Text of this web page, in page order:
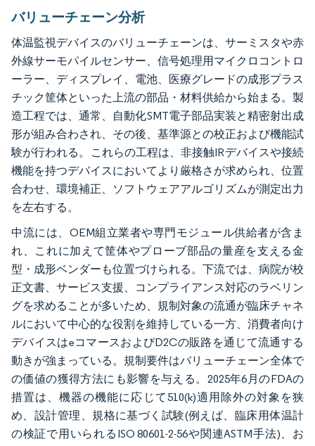
バリューチェーン分析
体温監視デバイスのバリューチェーンは、サーミスタや赤
外線サーモパイルセンサー、信号処理用マイクロコントロ
ーラー、ディスプレイ、電池、医療グレードの成形プラス
チック筐体といった上流の部品・材料供給から始まる。製
造工程では、通常、自動化SMT電子部品実装と精密射出成
形が組み合わされ、その後、基準源との校正および機能試
験が行われる。これらの工程は、非接触IRデバイスや接続
機能を持つデバイスにおいてより厳格さが求められ、位置
合わせ、環境補正、ソフトウェアアルゴリズムが測定出力
を左右する。
中流には、OEM組立業者や専門モジュール供給者が含ま
れ、これに加えて筐体やプローブ部品の量産を支える金
型・成形ベンダーも位置づけられる。下流では、病院が校
正文書、サービス支援、コンプライアンス対応のラベリン
グを求めることが多いため、規制対象の流通が臨床チャネ
ルにおいて中心的な役割を維持している一方、消費者向け
デバイスはeコマースおよびD2Cの販路を通じて流通する
動きが強まっている。規制要件はバリューチェーン全体で
の価値の獲得方法にも影響を与える。2025年6月のFDAの
措置は、機器の機能に応じて510(k)適用除外の対象を狭
め、設計管理、規格に基づく試験(例えば、臨床用体温計
の検証で用いられるISO 80601-2-56や関連ASTM手法)、お